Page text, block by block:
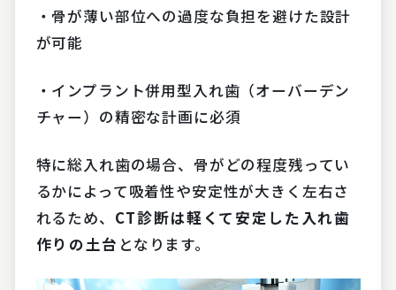
・骨が薄い部位への過度な負担を避けた設計
が可能
・インプラント併用型入れ歯（オーバーデン
チャー）の精密な計画に必須
特に総入れ歯の場合、骨がどの程度残ってい
るかによって吸着性や安定性が大きく左右さ
れるため、 CT診断は軽くて安定した入れ歯
作りの土台 となります。